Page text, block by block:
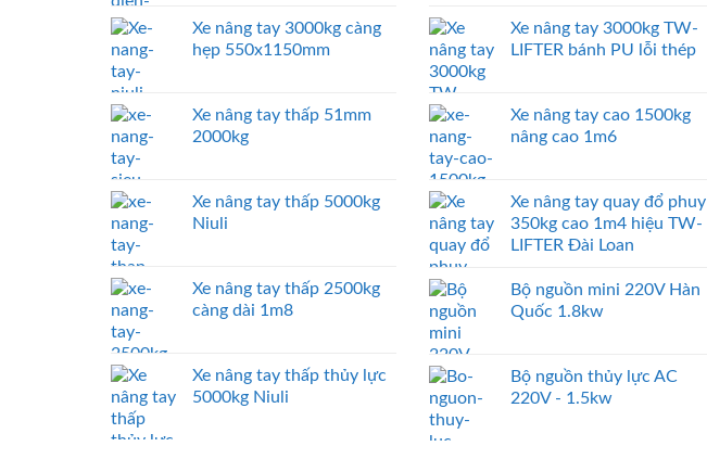
Xe nâng tay 3000kg càng
hẹp 550x1150mm
Xe nâng tay thấp 51mm
2000kg
Xe nâng tay thấp 5000kg
Niuli
Xe nâng tay thấp 2500kg
càng dài 1m8
Xe nâng tay thấp thủy lực
5000kg Niuli
Xe nâng tay 3000kg TW-
LIFTER bánh PU lỗi thép
Xe nâng tay cao 1500kg
nâng cao 1m6
Xe nâng tay quay đổ phuy
350kg cao 1m4 hiệu TW-
LIFTER Đài Loan
Bộ nguồn mini 220V Hàn
Quốc 1.8kw
Bộ nguồn thủy lực AC
220V - 1.5kw